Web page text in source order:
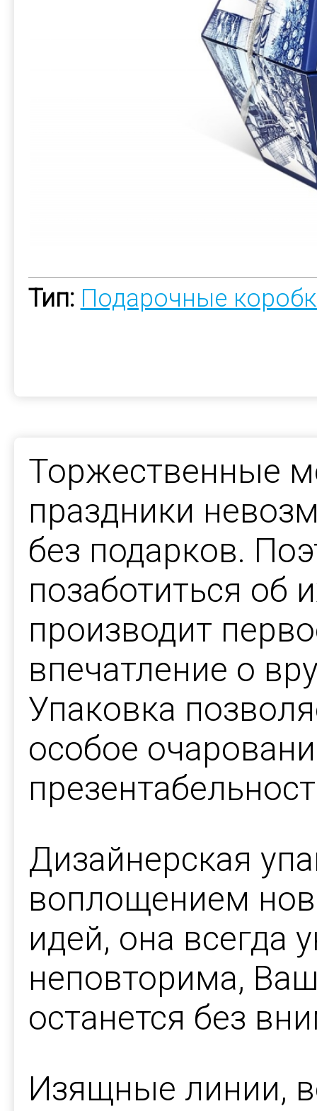
Тип: Подарочные
Торжественные
праздники
без подарков.
позаботиться об
производит
впечатление о
Упаковка
особое
Дизайнерская
воплощением
идей, она всегда
неповторима,
останется без
Изящные линии,